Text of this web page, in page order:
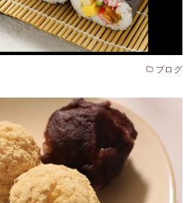
ブログ